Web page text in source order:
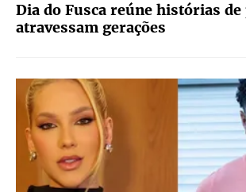
Dia do Fusca reúne histórias de
atravessam gerações